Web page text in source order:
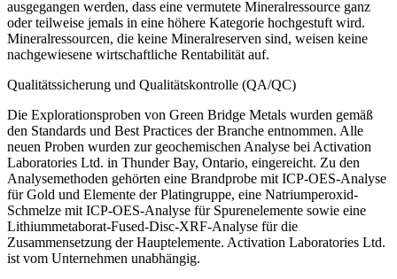
ausgegangen werden, dass eine vermutete Mineralressource ganz
oder teilweise jemals in eine höhere Kategorie hochgestuft wird.
Mineralressourcen, die keine Mineralreserven sind, weisen keine
nachgewiesene wirtschaftliche Rentabilität auf.
Qualitätssicherung und Qualitätskontrolle (QA/QC)
Die Explorationsproben von Green Bridge Metals wurden gemäß
den Standards und Best Practices der Branche entnommen. Alle
neuen Proben wurden zur geochemischen Analyse bei Activation
Laboratories Ltd. in Thunder Bay, Ontario, eingereicht. Zu den
Analysemethoden gehörten eine Brandprobe mit ICP-OES-Analyse
für Gold und Elemente der Platingruppe, eine Natriumperoxid-
Schmelze mit ICP-OES-Analyse für Spurenelemente sowie eine
Lithiummetaborat-Fused-Disc-XRF-Analyse für die
Zusammensetzung der Hauptelemente. Activation Laboratories Ltd.
ist vom Unternehmen unabhängig.